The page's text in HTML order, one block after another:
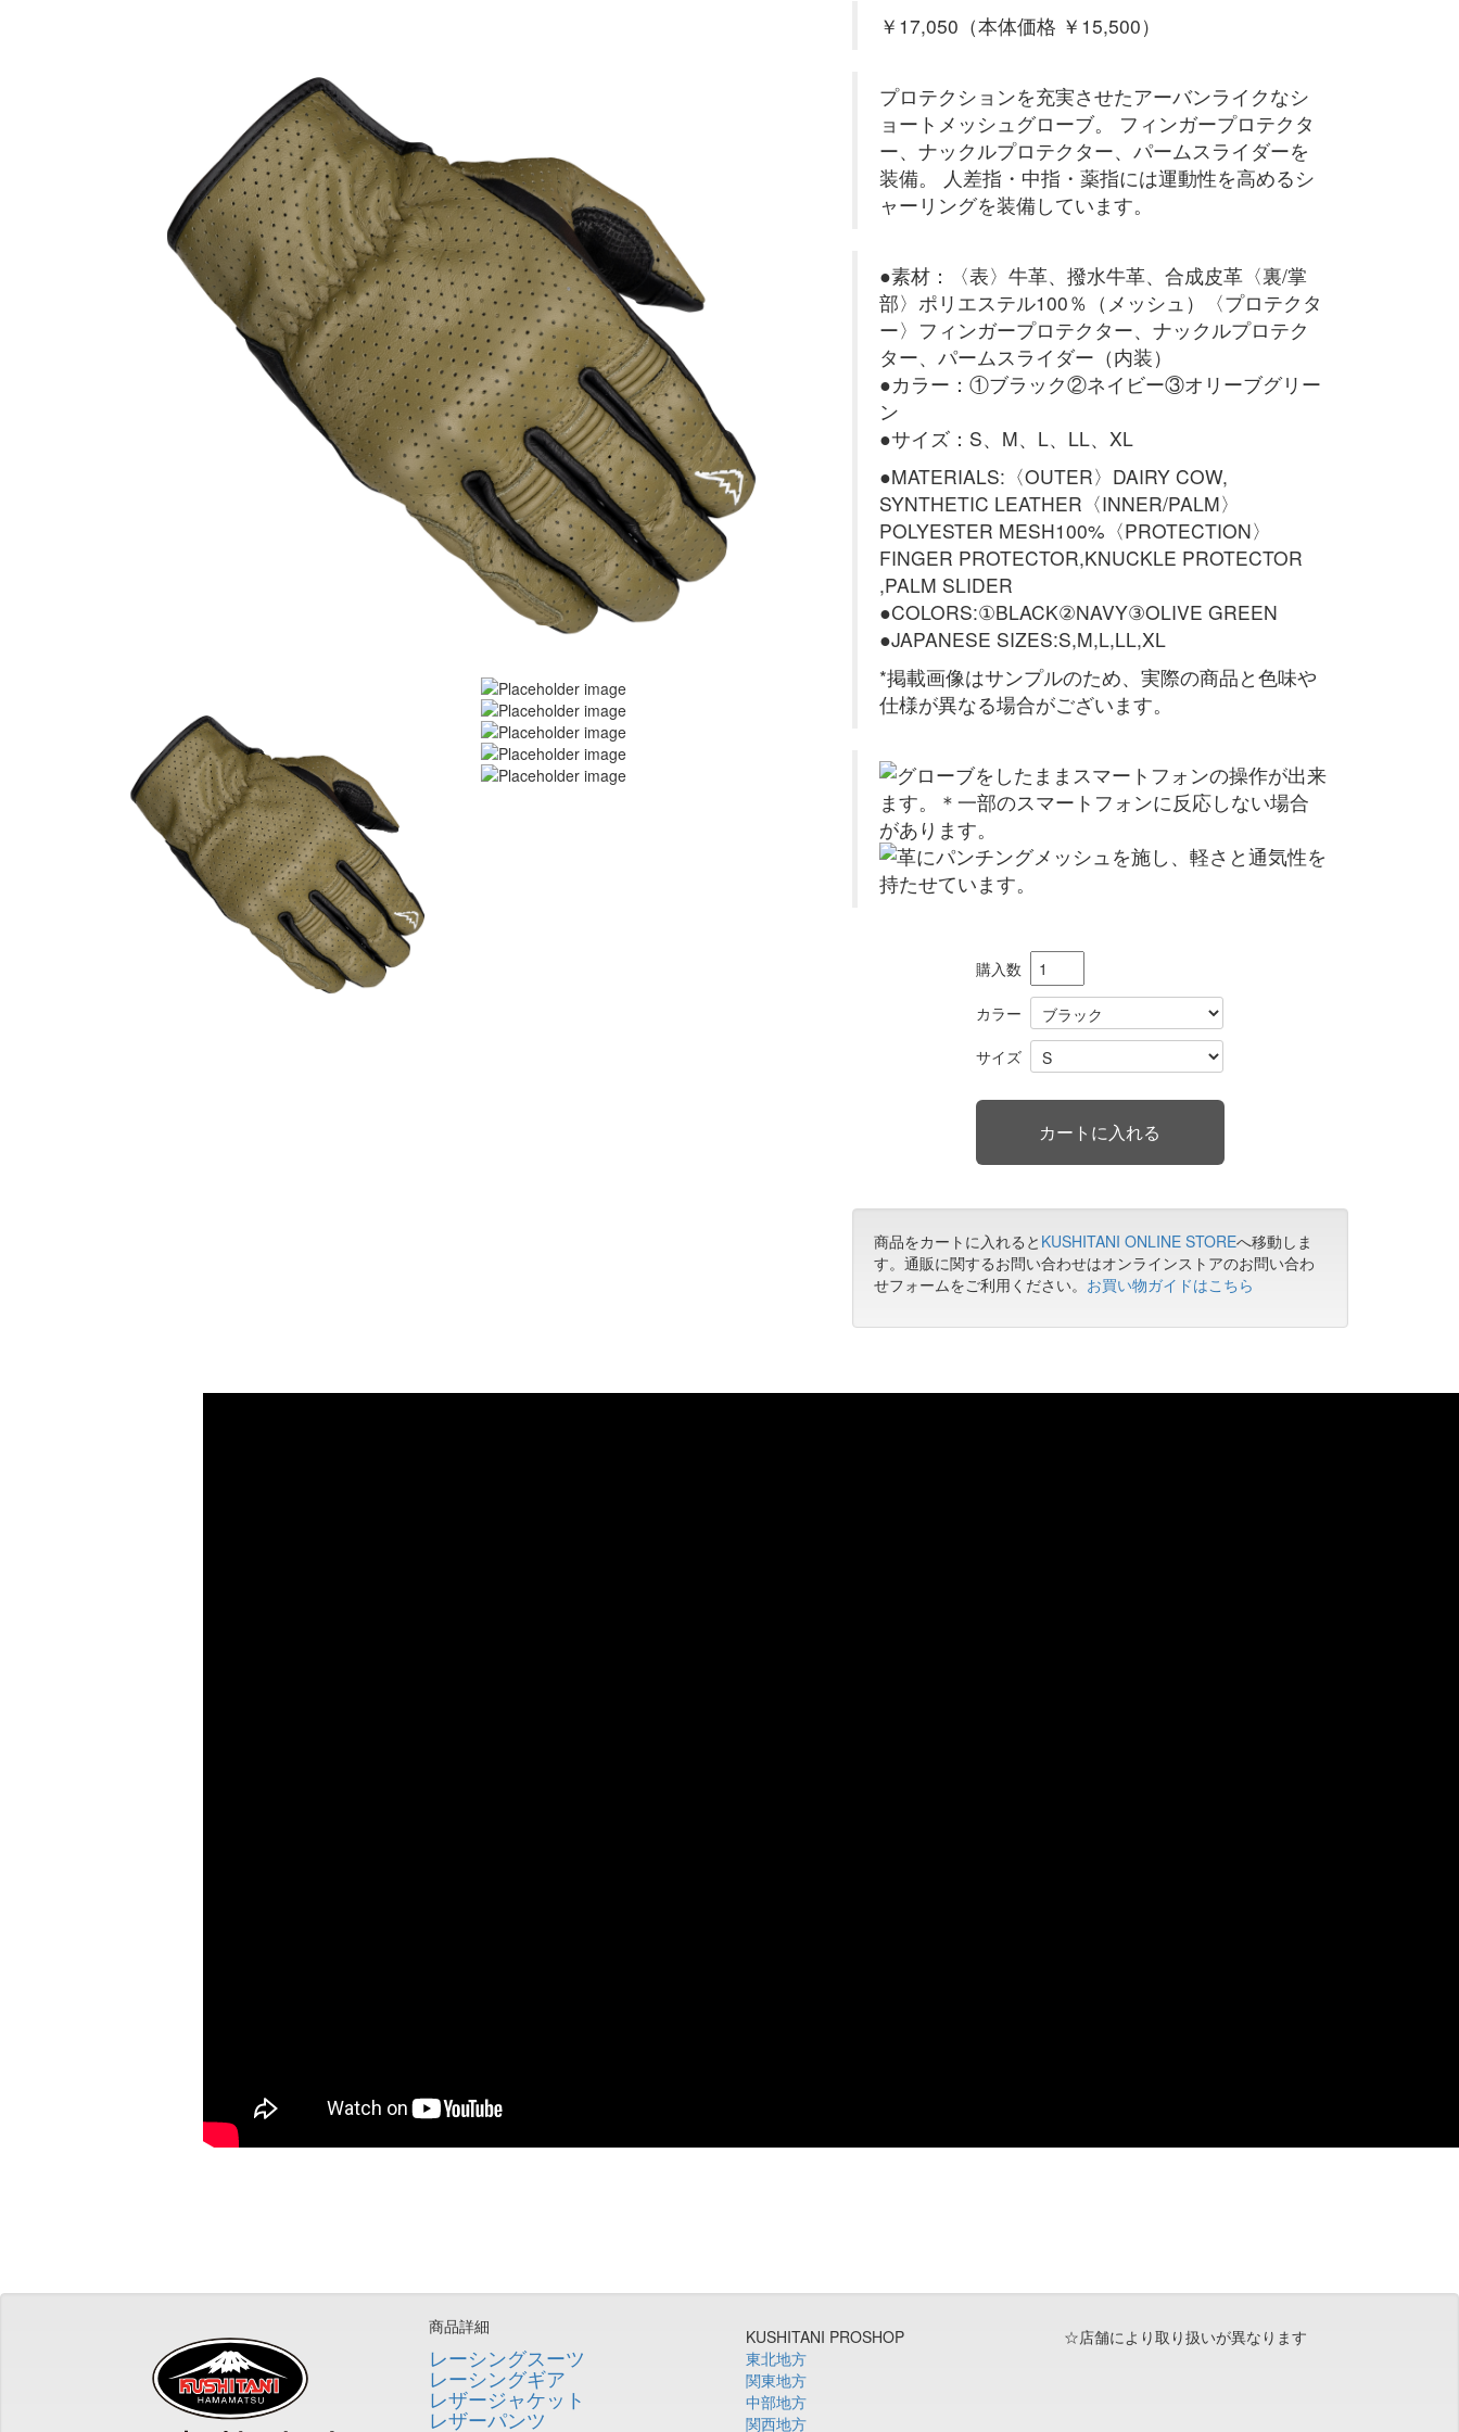
￥17,050（本体価格 ￥15,500）
プロテクションを充実させたアーバンライクなシ
ョートメッシュグローブ。 フィンガープロテクタ
ー、ナックルプロテクター、パームスライダーを
装備。 人差指・中指・薬指には運動性を高めるシ
ャーリングを装備しています。
●素材：〈表〉牛革、撥水牛革、合成皮革〈裏/掌
部〉ポリエステル100％（メッシュ）〈プロテクタ
ー〉フィンガープロテクター、ナックルプロテク
ター、パームスライダー（内装）
●カラー：①ブラック②ネイビー③オリーブグリー
ン
●サイズ：S、M、L、LL、XL
●MATERIALS:〈OUTER〉DAIRY COW,
SYNTHETIC LEATHER〈INNER/PALM〉
POLYESTER MESH100%〈PROTECTION〉
FINGER PROTECTOR,KNUCKLE PROTECTOR
,PALM SLIDER
●COLORS:①BLACK②NAVY③OLIVE GREEN
●JAPANESE SIZES:S,M,L,LL,XL
*掲載画像はサンプルのため、実際の商品と色味や
仕様が異なる場合がございます。
購入数
カラー
サイズ
商品をカートに入れると KUSHITANI ONLINE STOREへ移動しま
す。通販に関するお問い合わせはオンラインストアのお問い合わ
せフォームをご利用ください。 お買い物ガイドはこちら
商品詳細
レーシングスーツ
レーシングギア
レザージャケット
レザーパンツ
KUSHITANI PROSHOP
東北地方
関東地方
中部地方
関西地方
☆店舗により取り扱いが異なります